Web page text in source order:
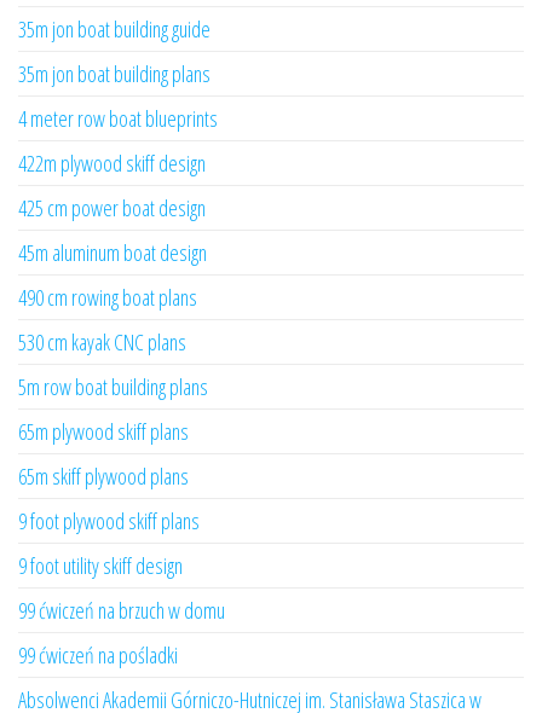
35m jon boat building guide
35m jon boat building plans
4 meter row boat blueprints
422m plywood skiff design
425 cm power boat design
45m aluminum boat design
490 cm rowing boat plans
530 cm kayak CNC plans
5m row boat building plans
65m plywood skiff plans
65m skiff plywood plans
9 foot plywood skiff plans
9 foot utility skiff design
99 ćwiczeń na brzuch w domu
99 ćwiczeń na pośladki
Absolwenci Akademii Górniczo-Hutniczej im. Stanisława Staszica w